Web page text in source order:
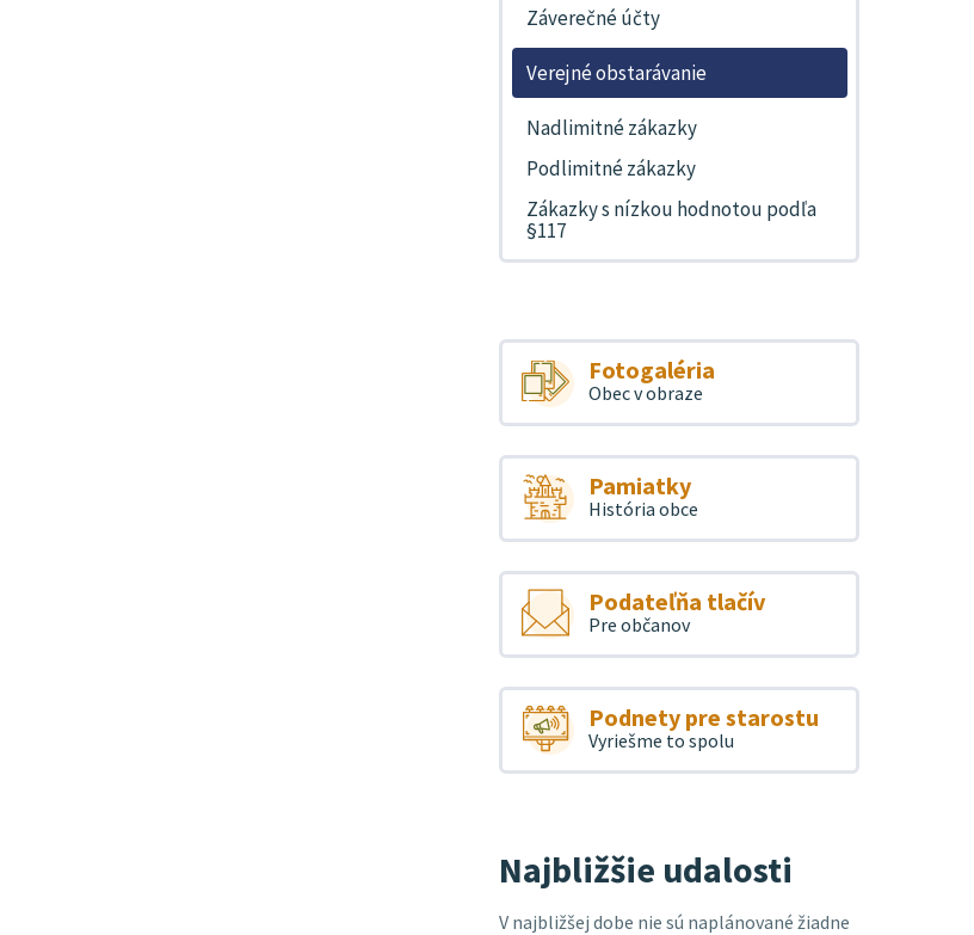
Záverečné účty
Verejné obstarávanie
Nadlimitné zákazky
Podlimitné zákazky
Zákazky s nízkou hodnotou podľa
§117
Fotogaléria
Obec v obraze
Pamiatky
História obce
Podateľňa tlačív
Pre občanov
Podnety pre starostu
Vyriešme to spolu
Najbližšie udalosti
V najbližšej dobe nie sú naplánované žiadne